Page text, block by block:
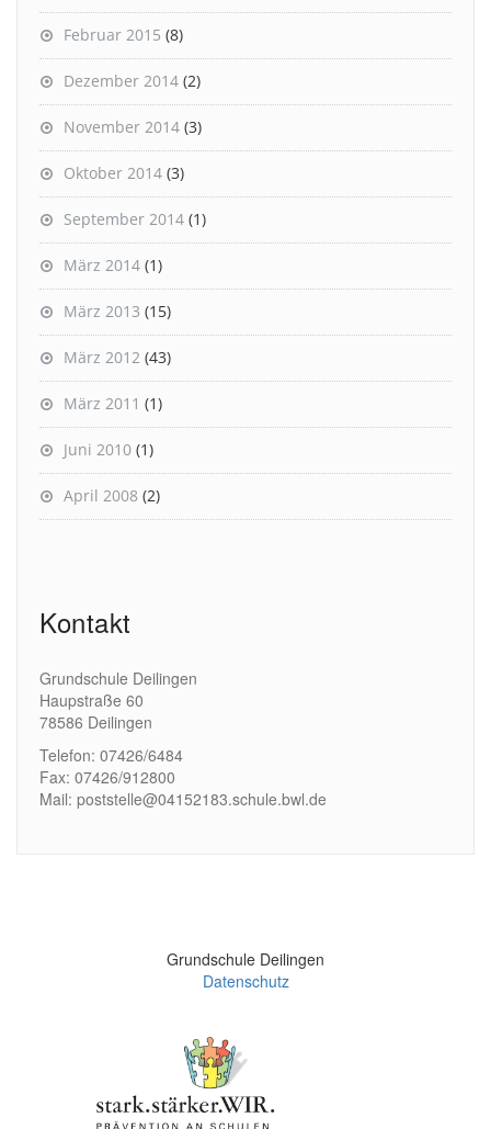
Februar 2015 (8)
Dezember 2014 (2)
November 2014 (3)
Oktober 2014 (3)
September 2014 (1)
März 2014 (1)
März 2013 (15)
März 2012 (43)
März 2011 (1)
Juni 2010 (1)
April 2008 (2)
Kontakt
Grundschule Deilingen
Haupstraße 60
78586 Deilingen
Telefon: 07426/6484
Fax: 07426/912800
Mail: poststelle@04152183.schule.bwl.de
Grundschule Deilingen
Datenschutz